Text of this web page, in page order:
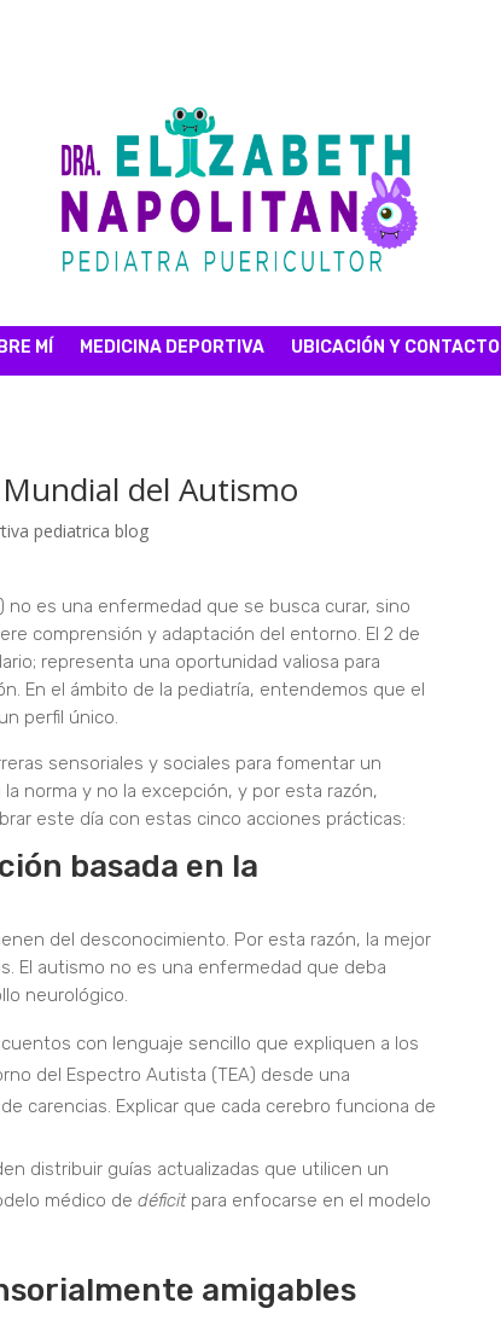
MÍ MEDICINA DEPORTIVA UBICACIÓN Y CONTACTO
del Autismo
pediatrica blog
no es una enfermedad que se busca curar, sino
comprensión y adaptación del entorno. El 2 de
representa una oportunidad valiosa para
En el ámbito de la pediatría, entendemos que el
perfil único.
sensoriales y sociales para fomentar un
norma y no la excepción, y por esta razón,
este día con estas cinco acciones prácticas:
basada en la
del desconocimiento. Por esta razón, la mejor
El autismo no es una enfermedad que deba
neurológico.
con lenguaje sencillo que expliquen a los
del Espectro Autista (TEA) desde una
carencias. Explicar que cada cerebro funciona de
distribuir guías actualizadas que utilicen un
médico de déficitpara enfocarse en el modelo
amigables